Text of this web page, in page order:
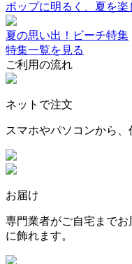
ポップに明るく、夏を楽
夏の思い出！ビーチ特集
特集一覧を見る
ご利用の流れ
ネットで注文
スマホやパソコンから、
お届け
専門業者がご自宅まで
に飾れます。